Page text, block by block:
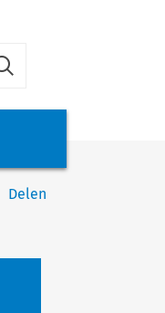
Delen